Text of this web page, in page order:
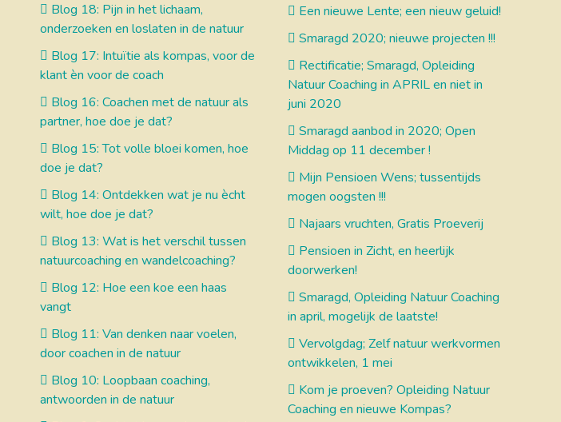
Blog 18: Pijn in het lichaam,
onderzoeken en loslaten in de natuur
Blog 17: Intuïtie als kompas, voor de
klant èn voor de coach
Blog 16: Coachen met de natuur als
partner, hoe doe je dat?
Blog 15: Tot volle bloei komen, hoe
doe je dat?
Blog 14: Ontdekken wat je nu ècht
wilt, hoe doe je dat?
Blog 13: Wat is het verschil tussen
natuurcoaching en wandelcoaching?
Blog 12: Hoe een koe een haas
vangt
Blog 11: Van denken naar voelen,
door coachen in de natuur
Blog 10: Loopbaan coaching,
antwoorden in de natuur
Een nieuwe Lente; een nieuw geluid!
Smaragd 2020; nieuwe projecten !!!
Rectificatie; Smaragd, Opleiding
Natuur Coaching in APRIL en niet in
juni 2020
Smaragd aanbod in 2020; Open
Middag op 11 december !
Mijn Pensioen Wens; tussentijds
mogen oogsten !!!
Najaars vruchten, Gratis Proeverij
Pensioen in Zicht, en heerlijk
doorwerken!
Smaragd, Opleiding Natuur Coaching
in april, mogelijk de laatste!
Vervolgdag; Zelf natuur werkvormen
ontwikkelen, 1 mei
Kom je proeven? Opleiding Natuur
Coaching en nieuwe Kompas?